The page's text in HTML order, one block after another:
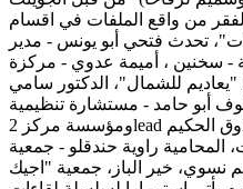
من واقع الملفات في اقسام
تحدث فتحي أبو يونس - مدير
- سخنين ، أميمة عدوي - مركزة
للشمال"، الدكتور سامي
أبو حامد - مستشارة تنظيمية
ومؤسسة مركز 2lead للاستشارات، عهود شبيطة - صندوق الحكيم
المحامية راوية حندقلو - جمعية